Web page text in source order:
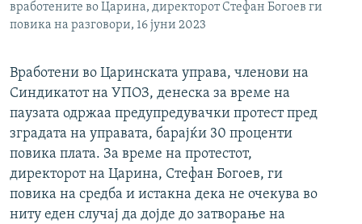
вработените во Царина, директорот Стефан Богоев ги
повика на разговори, 16 јуни 2023
Вработени во Царинската управа, членови на
Синдикатот на УПОЗ, денеска за време на
паузата одржаа предупредувачки протест пред
зградата на управата, барајќи 30 проценти
повика плата. За време на протестот,
директорот на Царина, Стефан Богоев, ги
повика на средба и истакна дека не очекува во
ниту еден случај да дојде до затворање на